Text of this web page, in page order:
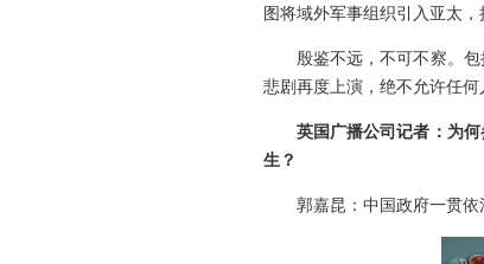
图将域外军事组织引入亚太，
殷鉴不远，不可不察。
悲剧再度上演，绝不允许任何
英国广播公司记者：为
生？
郭嘉昆：中国政府一贯依